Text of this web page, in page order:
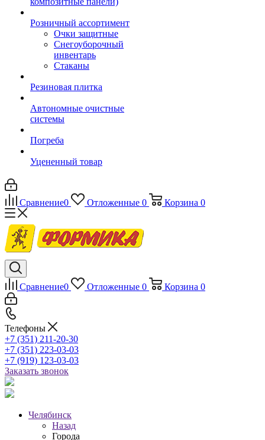
Розничный ассортимент
Очки защитные
Снегоуборочный
инвентарь
Стаканы
Резиновая плитка
Автономные очистные
системы
Погреба
Уцененный товар
Сравнение0 Отложенные 0 Корзина 0
Сравнение0 Отложенные 0 Корзина 0
Телефоны
+7 (351) 211-20-30
+7 (351) 223-03-03
+7 (919) 123-03-03
Заказать звонок
Челябинск
Назад
Города